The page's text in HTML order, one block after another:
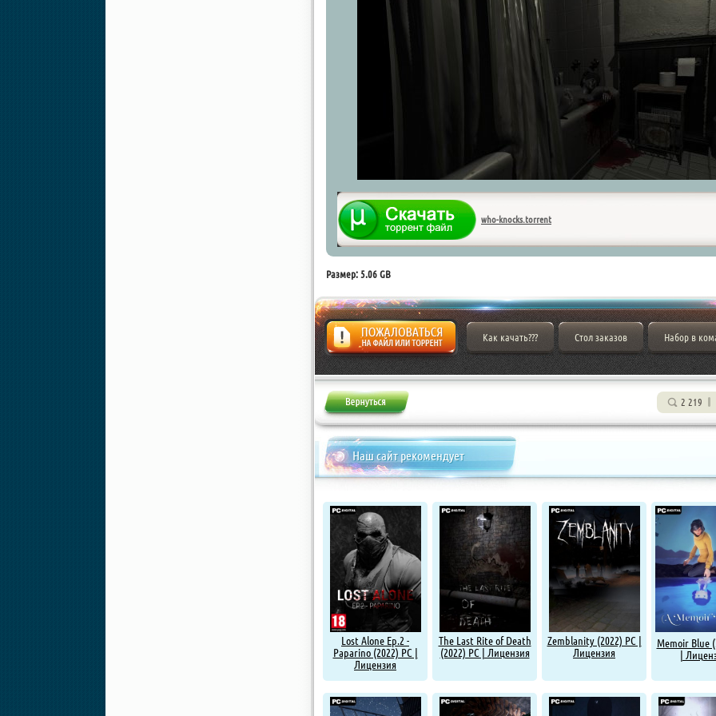
who-knocks.torrent
Размер: 5.06 GB
Жалоба
Как качать??? Стол заказов Набор в
2 219
Наш сайт рекомендует
Lost Alone Ep.2 -
Paparino (2022) PC |
Лицензия
The Last Rite of Death
(2022) PC | Лицензия
Zemblanity (2022) PC |
Лицензия
Memoir Blue
|